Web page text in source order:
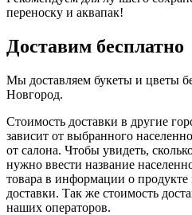
переноску и аквапак!
Доставим бесплатно
Мы доставляем букеты и цветы
Новгород.
Стоимость доставки в другие
зависит от выбранного
от салона. Чтобы увидеть,
нужно ввести название
товара в информации о
доставки. Так же стоимость
наших операторов.